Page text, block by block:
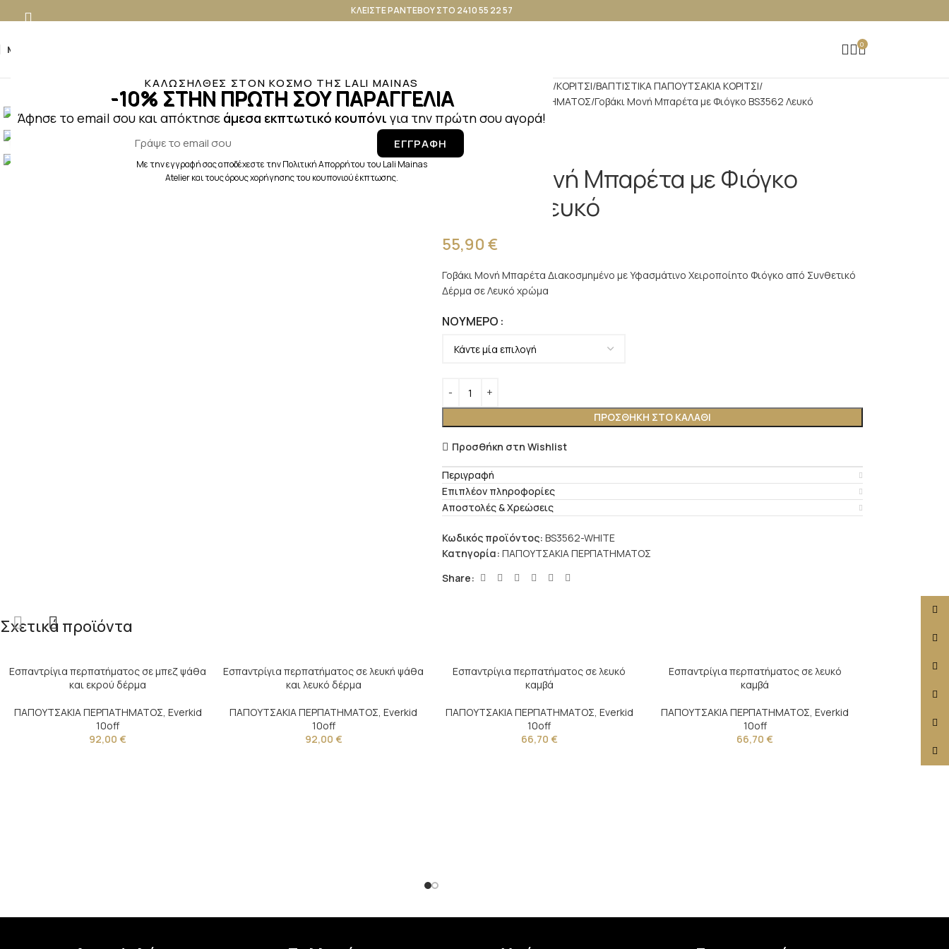
ΚΑΛΩΣΗΛΘΕΣ ΣΤΟΝ ΚΟΣΜΟ ΤΗΣ LALI MAINAS
-10% ΣΤΗΝ ΠΡΩΤΗ ΣΟΥ ΠΑΡΑΓΓΕΛΙΑ
Άφησε το email σου και απόκτησε άμεσα εκπτωτικό κουπόνι για την πρώτη σου αγορά!
ΕΓΓΡΑΦΗ
Με την εγγραφή σας αποδέχεστε την Πολιτική Απορρήτου του Lali Mainas
Atelier και τους όρους χορήγησης του κουπονιού έκπτωσης.
ΚΛΕΙΣΤΕ ΡΑΝΤΕΒΟΥ ΣΤΟ 2410 55 22 57
MENU 0
ΚΟΡΙΤΣΙ ΒΑΠΤΙΣΤΙΚΑ ΠΑΠΟΥΤΣΑΚΙΑ ΚΟΡΙΤΣΙ
ΠΑΠΟΥΤΣΑΚΙΑ ΠΕΡΠΑΤΗΜΑΤΟΣ Γοβάκι Μονή Μπαρέτα με Φιόγκο BS3562 Λευκό
Γοβάκι Μονή Μπαρέτα με Φιόγκο
BS3562 Λευκό
55,90 €
Γοβάκι Μονή Μπαρέτα Διακοσμημένο με Υφασμάτινο Χειροποίητο Φιόγκο από Συνθετικό
Δέρμα σε Λευκό χρώμα
ΝΟΎΜΕΡΟ
ΠΡΟΣΘΉΚΗ ΣΤΟ ΚΑΛΆΘΙ
Προσθήκη στη Wishlist
Περιγραφή
Επιπλέον πληροφορίες
Αποστολές & Χρεώσεις
Κωδικός προϊόντος: BS3562-WHITE
Κατηγορία: ΠΑΠΟΥΤΣΑΚΙΑ ΠΕΡΠΑΤΗΜΑΤΟΣ
Share:
Σχετικά προϊόντα
Εσπαντρίγια περπατήματος σε μπεζ ψάθα
και εκρού δέρμα
ΠΑΠΟΥΤΣΑΚΙΑ ΠΕΡΠΑΤΗΜΑΤΟΣ, Everkid
10off
92,00 €
Εσπαντρίγια περπατήματος σε λευκή ψάθα
και λευκό δέρμα
ΠΑΠΟΥΤΣΑΚΙΑ ΠΕΡΠΑΤΗΜΑΤΟΣ,Everkid
10off
92,00 €
Εσπαντρίγια περπατήματος σε λευκό
καμβά
ΠΑΠΟΥΤΣΑΚΙΑ ΠΕΡΠΑΤΗΜΑΤΟΣ, Everkid
10off
66,70 €
Εσπαντρίγια περπατήματος σε λευκό
καμβά
ΠΑΠΟΥΤΣΑΚΙΑ ΠΕΡΠΑΤΗΜΑΤΟΣ,Everkid
10off
66,70 €